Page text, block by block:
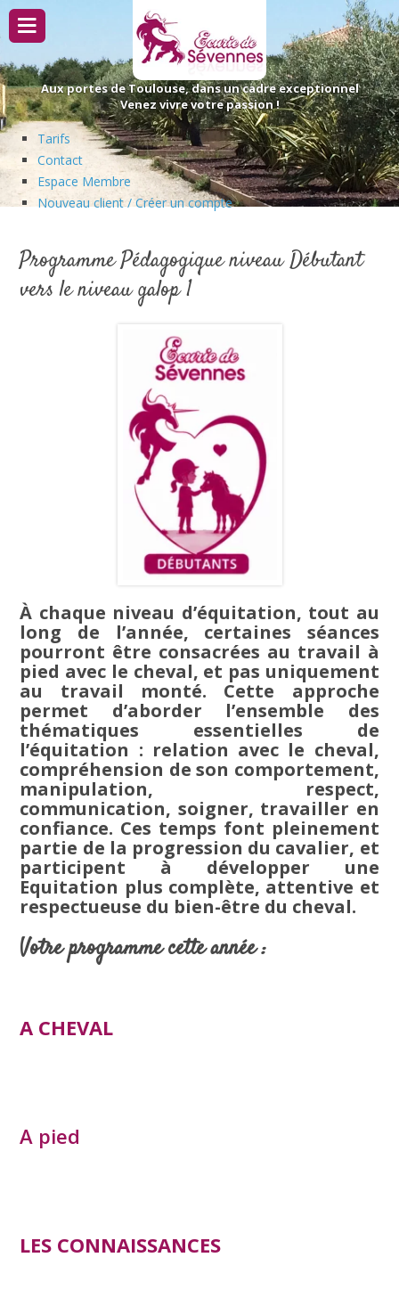
Passer
contenu
Aux portes de Toulouse, dans un cadre exceptionnel
Venez vivre votre passion !
Tarifs
Contact
Espace Membre
Nouveau client / Créer un compte
Programme Pédagogique niveau Débutant
vers le niveau galop 1
À chaque niveau d’équitation, tout au
long de l’année, certaines séances
pourront être consacrées au travail à
pied avec le cheval, et pas uniquement
au travail monté. Cette approche
permet d’aborder l’ensemble des
thématiques essentielles de
l’équitation : relation avec le cheval,
compréhension de son comportement,
manipulation, respect,
communication, soigner, travailler en
confiance. Ces temps font pleinement
partie de la progression du cavalier, et
participent à développer une
Equitation plus complète, attentive et
respectueuse du bien-être du cheval.
Votre programme cette année :
A CHEVAL
A pied
LES CONNAISSANCES